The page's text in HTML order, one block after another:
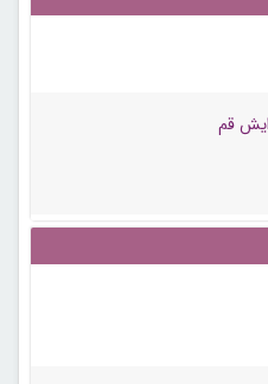
قم